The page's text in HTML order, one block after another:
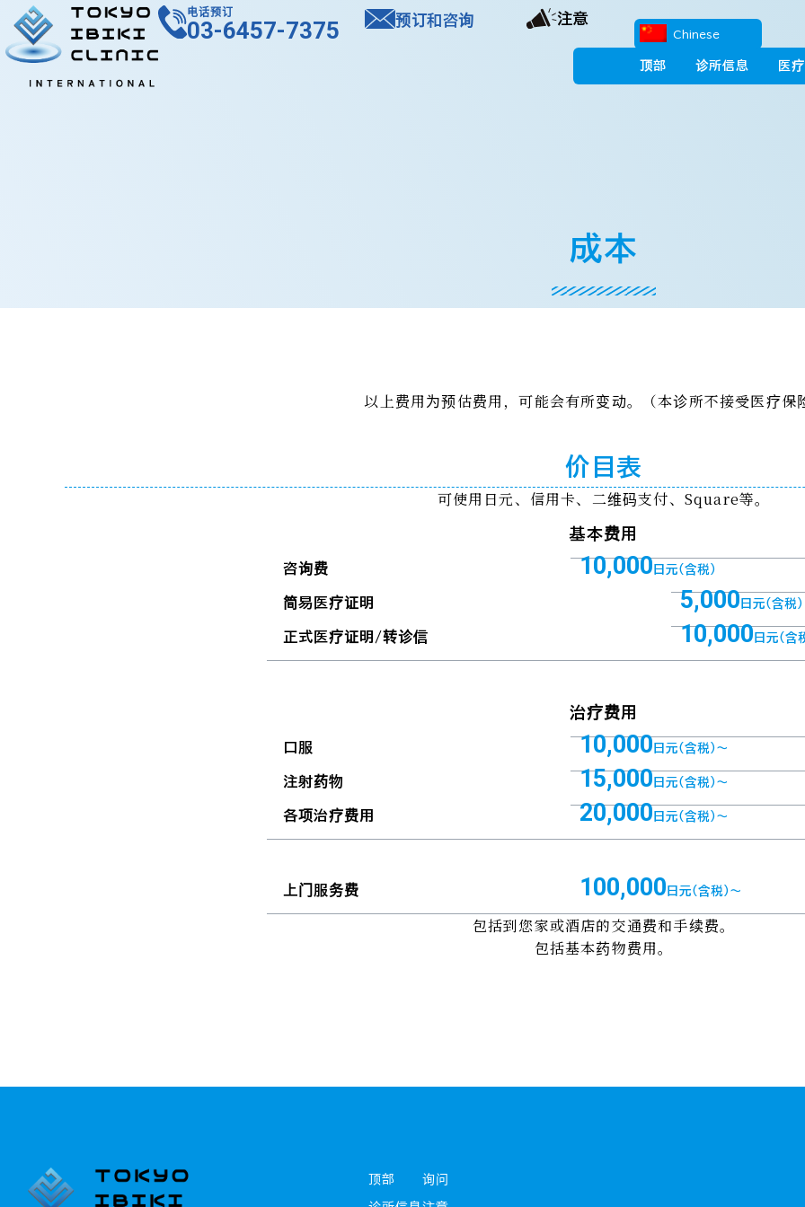
电话预订
03-6457-7375 预订和咨询 注意
Chinese
顶部 诊所信息 医
成本
以上费用为预估费用，可能会有所变动。（本诊所不接受医疗保
价目表
可使用日元、信用卡、二维码支付、Square等。
基本费用
咨询费 10,000 日元（含税）
简易医疗证明 5,000 日元（含税）
正式医疗证明/转诊信 10,000 日元（含
治疗费用
口服 10,000 日元（含税）～
注射药物 15,000 日元（含税）～
各项治疗费用 20,000 日元（含税）～
上门服务费 100,000 日元（含税）～
包括到您家或酒店的交通费和手续费。
包括基本药物费用。
顶部 询问